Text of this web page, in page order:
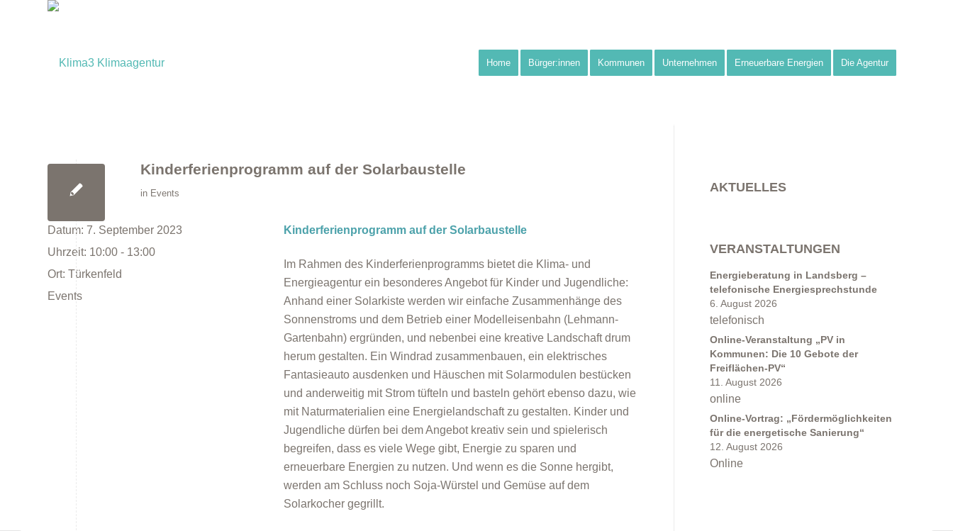
Home Bürger:innen Kommunen Unternehmen Erneuerbare Energien Die Agentur
Kinderferienprogramm auf der Solarbaustelle
in Events
Datum: 7. September 2023
Uhrzeit: 10:00 - 13:00
Ort: Türkenfeld
Events
Kinderferienprogramm auf der Solarbaustelle
Im Rahmen des Kinderferienprogramms bietet die Klima- und
Energieagentur ein besonderes Angebot für Kinder und Jugendliche:
Anhand einer Solarkiste werden wir einfache Zusammenhänge des
Sonnenstroms und dem Betrieb einer Modelleisenbahn (Lehmann-
Gartenbahn) ergründen, und nebenbei eine kreative Landschaft drum
herum gestalten. Ein Windrad zusammenbauen, ein elektrisches
Fantasieauto ausdenken und Häuschen mit Solarmodulen bestücken
und anderweitig mit Strom tüfteln und basteln gehört ebenso dazu, wie
mit Naturmaterialien eine Energielandschaft zu gestalten. Kinder und
Jugendliche dürfen bei dem Angebot kreativ sein und spielerisch
begreifen, dass es viele Wege gibt, Energie zu sparen und
erneuerbare Energien zu nutzen. Und wenn es die Sonne hergibt,
werden am Schluss noch Soja-Würstel und Gemüse auf dem
Solarkocher gegrillt.
AKTUELLES
VERANSTALTUNGEN
Energieberatung in Landsberg –
telefonische Energiesprechstunde
6. August 2026
telefonisch
Online-Veranstaltung „PV in
Kommunen: Die 10 Gebote der
Freiflächen-PV“
11. August 2026
online
Online-Vortrag: „Fördermöglichkeiten
für die energetische Sanierung“
12. August 2026
Online